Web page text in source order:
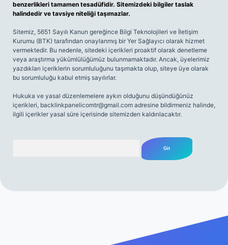
benzerlikleri tamamen tesadüfidir. Sitemizdeki bilgiler taslak
halindedir ve tavsiye niteliği taşımazlar.
Sitemiz, 5651 Sayılı Kanun gereğince Bilgi Teknolojileri ve İletişim
Kurumu (BTK) tarafından onaylanmış bir Yer Sağlayıcı olarak hizmet
vermektedir. Bu nedenle, sitedeki içerikleri proaktif olarak denetleme
veya araştırma yükümlülüğümüz bulunmamaktadır. Ancak, üyelerimiz
yazdıkları içeriklerin sorumluluğunu taşımakta olup, siteye üye olarak
bu sorumluluğu kabul etmiş sayılırlar.
Hukuka ve yasal düzenlemelere aykırı olduğunu düşündüğünüz
içerikleri, backlinkpanelicomtr@gmail.com adresine bildirmeniz halinde,
ilgili içerikler yasal süre içerisinde sitemizden kaldırılacaktır.